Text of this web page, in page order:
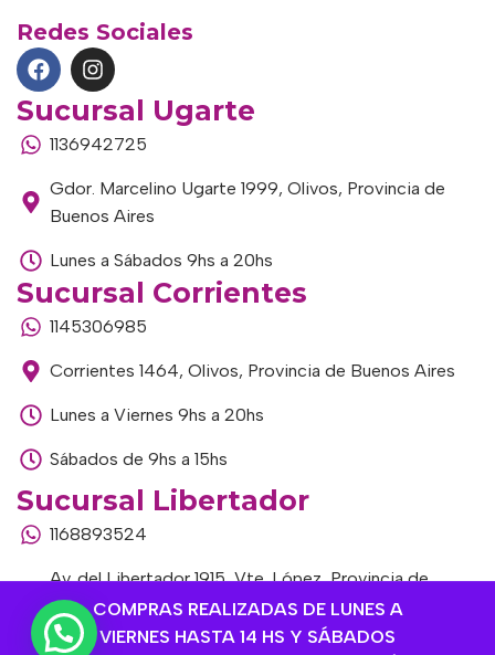
COMPRAS REALIZADAS DE LUNES A
VIERNES HASTA 14 HS Y SÁBADOS
Redes Sociales
Sucursal Ugarte
1136942725
Gdor. Marcelino Ugarte 1999, Olivos, Provincia de
Buenos Aires
Lunes a Sábados 9hs a 20hs
Sucursal Corrientes
1145306985
Corrientes 1464, Olivos, Provincia de Buenos Aires
Lunes a Viernes 9hs a 20hs
Sábados de 9hs a 15hs
Sucursal Libertador
1168893524
Av. del Libertador 1915, Vte. López, Provincia de
Buenos Aires
Lunes a Viernes de 9hs a 13hs / 16hs a 20hs